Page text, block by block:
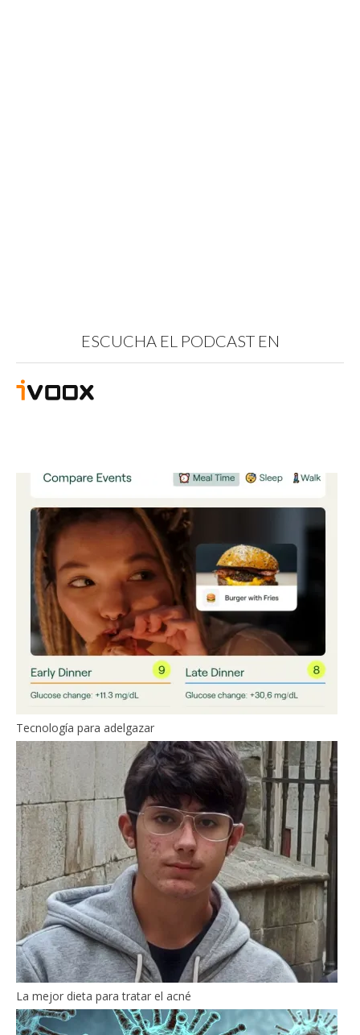
ESCUCHA EL PODCAST EN
Tecnología para adelgazar
La mejor dieta para tratar el acné